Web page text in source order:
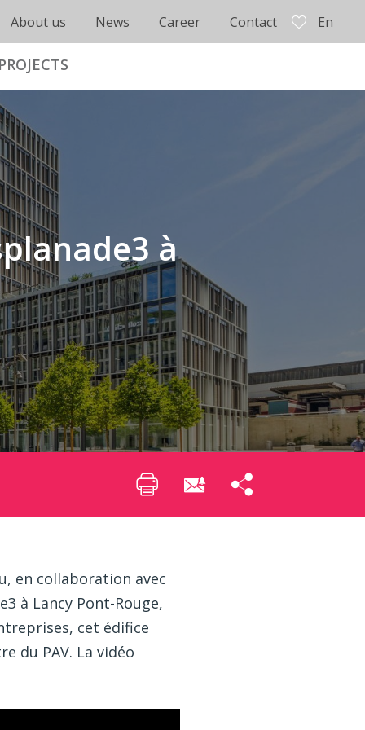
About us News Career Contact En
à
en collaboration avec
à Lancy Pont-Rouge,
cet édifice
du PAV. La vidéo